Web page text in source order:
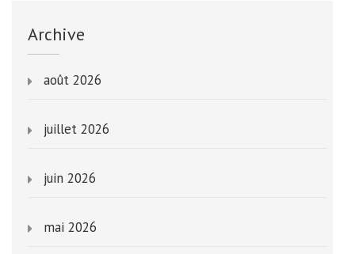
Archive
août 2026
juillet 2026
juin 2026
mai 2026